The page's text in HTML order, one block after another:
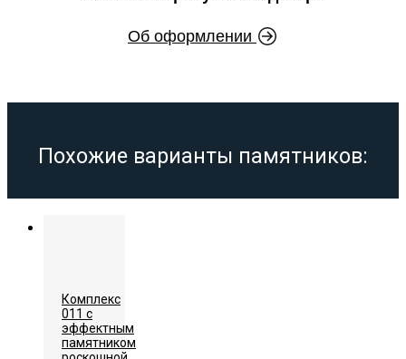
Об оформлении
Похожие варианты памятников:
Комплекс
011 с
эффектным
памятником